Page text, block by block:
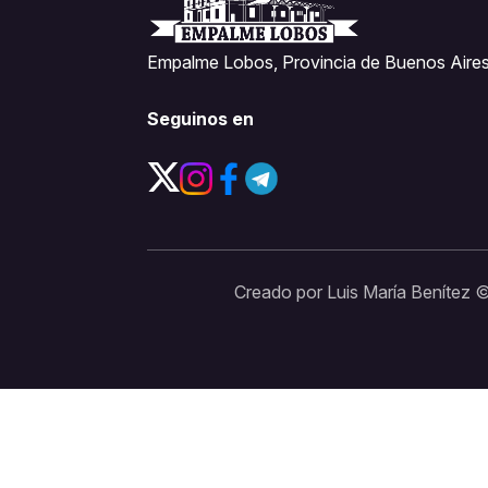
Empalme Lobos, Provincia de Buenos
Seguinos en
Creado por Luis María Benítez